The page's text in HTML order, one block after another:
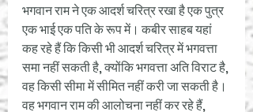
भगवान राम ने एक आदर्श चरित्र रखा है एक पुत्र
एक भाई एक पति के रूप में। कबीर साहब यहां
कह रहे हैं कि किसी भी आदर्श चरित्र में भगवत्ता
समा नहीं सकती है, क्योंकि भगवत्ता अति विराट है,
वह किसी सीमा में सीमित नहीं करी जा सकती है।
वह भगवान राम की आलोचना नहीं कर रहे हैं,